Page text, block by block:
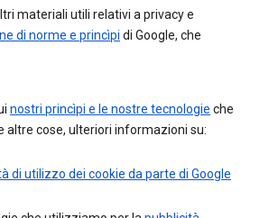
materiali utili relativi a privacy e
di norme e princìpi di Google, che
nostri princìpi e le nostre tecnologie che
altre cose, ulteriori informazioni su:
di utilizzo dei cookie da parte di Google